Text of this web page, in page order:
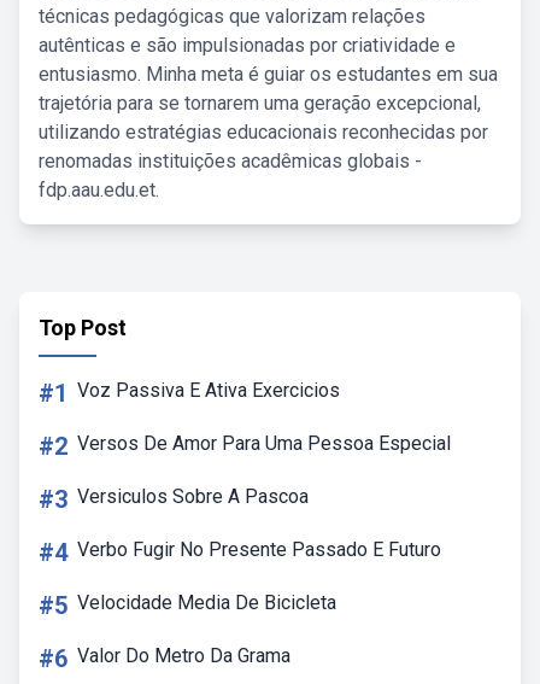
técnicas pedagógicas que valorizam relações
autênticas e são impulsionadas por criatividade e
entusiasmo. Minha meta é guiar os estudantes em sua
trajetória para se tornarem uma geração excepcional,
utilizando estratégias educacionais reconhecidas por
renomadas instituições acadêmicas globais -
fdp.aau.edu.et.
Top Post
#1 Voz Passiva E Ativa Exercicios
#2 Versos De Amor Para Uma Pessoa Especial
#3 Versiculos Sobre A Pascoa
#4 Verbo Fugir No Presente Passado E Futuro
#5 Velocidade Media De Bicicleta
#6 Valor Do Metro Da Grama